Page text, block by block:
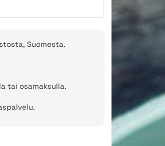
Suomesta.
tai osamaksulla.